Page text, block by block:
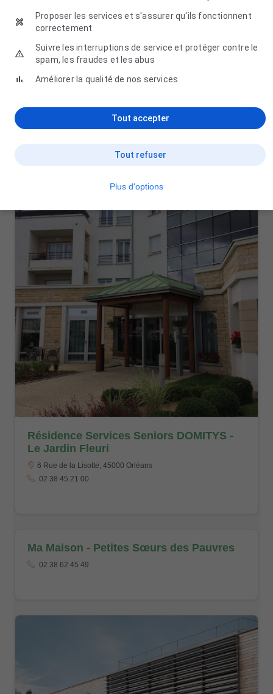
Les Patios d'or
1 Prom. des Tilleuls, 45400 Fleury-les-Aubrais
Résidence Services Seniors DOMITYS -
Le Jardin Fleuri
6 Rue de la Lisotte, 45000 Orléans
02 38 45 21 00
Ma Maison - Petites Sœurs des Pauvres
02 38 62 45 49
Proposer les services et s'assurer qu'ils fonctionnent
correctement
Suivre les interruptions de service et protéger contre le
spam, les fraudes et les abus
Améliorer la qualité de nos services
Tout refuser
Tout accepter
Plus d'options